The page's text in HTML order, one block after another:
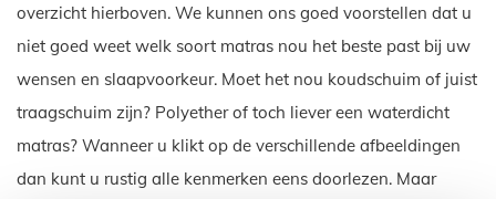
overzicht hierboven. We kunnen ons goed voorstellen dat u
niet goed weet welk soort matras nou het beste past bij uw
wensen en slaapvoorkeur. Moet het nou koudschuim of juist
traagschuim zijn? Polyether of toch liever een waterdicht
matras? Wanneer u klikt op de verschillende afbeeldingen
dan kunt u rustig alle kenmerken eens doorlezen. Maar